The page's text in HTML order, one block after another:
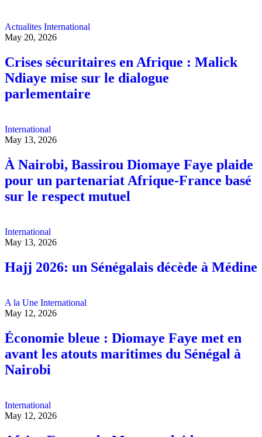
Actualites International
May 20, 2026
Crises sécuritaires en Afrique : Malick
Ndiaye mise sur le dialogue
parlementaire
International
May 13, 2026
À Nairobi, Bassirou Diomaye Faye plaide
pour un partenariat Afrique-France basé
sur le respect mutuel
International
May 13, 2026
Hajj 2026: un Sénégalais décède à Médine
A la Une International
May 12, 2026
Économie bleue : Diomaye Faye met en
avant les atouts maritimes du Sénégal à
Nairobi
International
May 12, 2026